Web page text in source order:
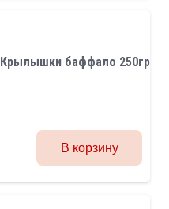
Крылышки баффало 250гр
В корзину